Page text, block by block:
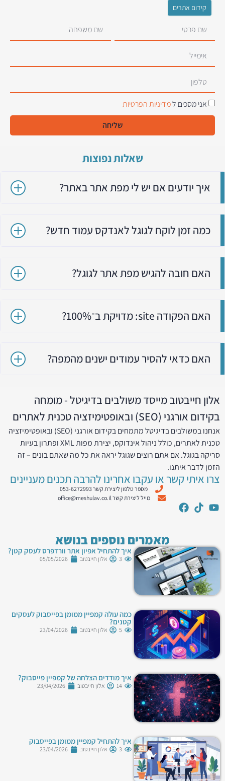
קידום אתרים
אני מסכים למדיניות הפרטיות
שליחה
שאלות נפוצות
איך יודעים אם יש לי מפת אתר באתר?
כמה זמן לוקח לגוגל לאנדקס עמוד חדש?
האם חובה להגיש מפת אתר לגוגל?
האם הפקודה site: מדויקת ב־100%?
האם כדאי להסיר עמודים ישנים מהמפה?
אלון חייבטוב מייסד משולבים בדיגיטל - מומחה
בקידום אורגני (SEO) ובאופטימיזציה טכנית לאתרים
אנחנו במשולבים בדיגיטל מתמחים בקידום אורגני (SEO) ובאופטימיזציה
טכנית לאתרים, כולל ניהול אינדוקס, יצירת מפות XML ופתרון בעיות
סריקה בגוגל. אם אתם רוצים שגוגל יראה את כל מה שאתם בונים – זה
הזמן לדבר איתנו.
צרו איתי קשר או עקבו אחרינו להרבה תכנים מעניינים
מספר טלפון ליצירת קשר 053-6272993
מייל ליצירת קשר office@meshulav.co.il
מאמרים נוספים בנושא
איך להתחיל אפיון אתר וורדפרס לעסק קטן?
3 אלון חייבטוב 05/05/2026
כמה עולה קמפיין ממומן בפייסבוק לעסקים
קטנים?
5 אלון חייבטוב 23/04/2026
איך מודדים הצלחה של קמפיין פייסבוק?
14 אלון חייבטוב 23/04/2026
איך להתחיל קמפיין ממומן בפייסבוק
3 אלון חייבטוב 23/04/2026